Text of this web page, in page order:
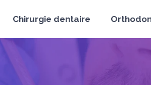
Chirurgie dentaire